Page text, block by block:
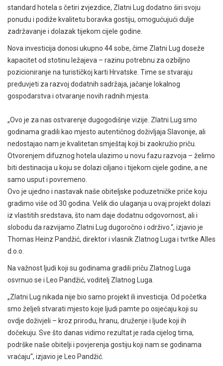
standard hotela s četiri zvjezdice, Zlatni Lug dodatno širi svoju
ponudu i podiže kvalitetu boravka gostiju, omogućujući dulje
zadržavanje i dolazak tijekom cijele godine.
Nova investicija donosi ukupno 44 sobe, čime Zlatni Lug doseže
kapacitet od stotinu ležajeva – razinu potrebnu za ozbiljno
pozicioniranje na turističkoj karti Hrvatske. Time se stvaraju
preduvjeti za razvoj dodatnih sadržaja, jačanje lokalnog
gospodarstva i otvaranje novih radnih mjesta.
„Ovo je za nas ostvarenje dugogodišnje vizije. Zlatni Lug smo
godinama gradili kao mjesto autentičnog doživljaja Slavonije, ali
nedostajao nam je kvalitetan smještaj koji bi zaokružio priču.
Otvorenjem difuznog hotela ulazimo u novu fazu razvoja – želimo
biti destinacija u koju se dolazi ciljano i tijekom cijele godine, a ne
samo usput i povremeno.
Ovo je ujedno i nastavak naše obiteljske poduzetničke priče koju
gradimo više od 30 godina. Velik dio ulaganja u ovaj projekt dolazi
iz vlastitih sredstava, što nam daje dodatnu odgovornost, ali i
slobodu da razvijamo Zlatni Lug dugoročno i održivo.“, izjavio je
Thomas Heinz Pandžić, direktor i vlasnik Zlatnog Luga i tvrtke Alles
d.o.o.
Na važnost ljudi koji su godinama gradili priču Zlatnog Luga
osvrnuo se i Leo Pandžić, voditelj Zlatnog Luga.
„Zlatni Lug nikada nije bio samo projekt ili investicija. Od početka
smo željeli stvarati mjesto koje ljudi pamte po osjećaju koji su
ovdje doživjeli – kroz prirodu, hranu, druženje i ljude koji ih
dočekuju. Sve što danas vidimo rezultat je rada cijelog tima,
podrške naše obitelji i povjerenja gostiju koji nam se godinama
vraćaju“, izjavio je Leo Pandžić.